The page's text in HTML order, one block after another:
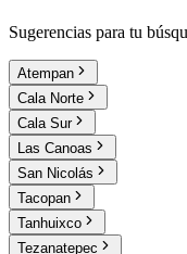
Sugerencias para tu
Atempan
Cala Norte
Cala Sur
Las Canoas
San Nicolás
Tacopan
Tanhuixco
Tezanatepec